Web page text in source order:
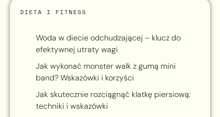
DIETA I FITNESS
Woda w diecie odchudzającej – klucz do
efektywnej utraty wagi
Jak wykonać monster walk z gumą mini
band? Wskazówki i korzyści
Jak skutecznie rozciągnąć klatkę piersiową:
techniki i wskazówki